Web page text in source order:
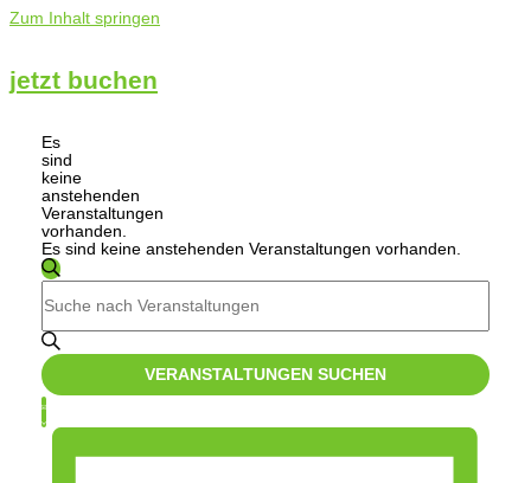
Zum Inhalt springen
jetzt buchen
Es
sind
keine
anstehenden
Veranstaltungen
vorhanden.
Es sind keine anstehenden Veranstaltungen vorhanden.
Veranstaltungen
Suche
und
Ansichten,
Navigation
SUCHE
Schlüsselwort
Suche
nach
Veranstaltungen
Schlüsselwort.
VERANSTALTUNGEN SUCHEN
Veranstaltung
Ansichten-
LISTE